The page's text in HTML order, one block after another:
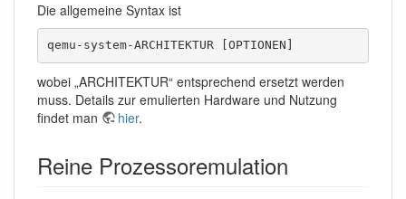
Die allgemeine Syntax ist
qemu-system-ARCHITEKTUR [OPTIONEN]
wobei „ARCHITEKTUR“ entsprechend ersetzt werden
muss. Details zur emulierten Hardware und Nutzung
findet man
hier.
Reine Prozessoremulation